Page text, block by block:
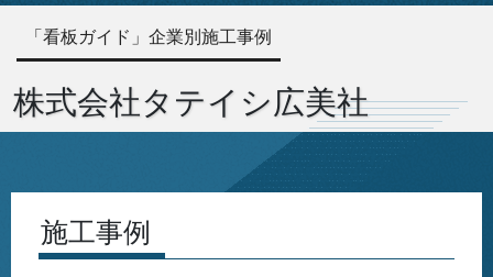
株式会社タテイシ広美社
「看板ガイド」企業別施工事例
施工事例